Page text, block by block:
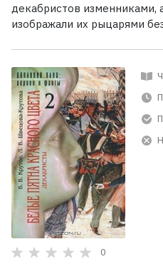
декабристов изменниками,
изображали их рыцарями
0